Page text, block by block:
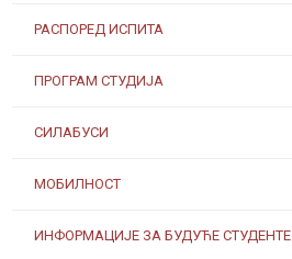
РАСПОРЕД ИСПИТА
ПРОГРАМ СТУДИЈА
СИЛАБУСИ
МОБИЛНОСТ
ИНФОРМАЦИЈЕ ЗА БУДУЋЕ СТУДЕНТЕ